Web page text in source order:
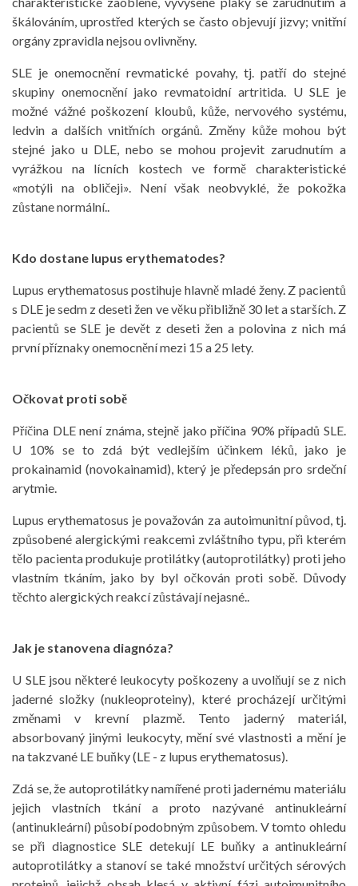
škálováním, uprostřed kterých se často objevují jizvy; vnitřní
orgány zpravidla nejsou ovlivněny.
SLE je onemocnění revmatické povahy, tj. patří do stejné
skupiny onemocnění jako revmatoidní artritida. U SLE je
možné vážné poškození kloubů, kůže, nervového systému,
ledvin a dalších vnitřních orgánů. Změny kůže mohou být
stejné jako u DLE, nebo se mohou projevit zarudnutím a
vyrážkou na lícních kostech ve formě charakteristické
«motýli na obličeji». Není však neobvyklé, že pokožka
zůstane normální..
Kdo dostane lupus erythematodes?
Lupus erythematosus postihuje hlavně mladé ženy. Z pacientů
s DLE je sedm z deseti žen ve věku přibližně 30 let a starších. Z
pacientů se SLE je devět z deseti žen a polovina z nich má
první příznaky onemocnění mezi 15 a 25 lety.
Očkovat proti sobě
Příčina DLE není známa, stejně jako příčina 90% případů SLE.
U 10% se to zdá být vedlejším účinkem léků, jako je
prokainamid (novokainamid), který je předepsán pro srdeční
arytmie.
Lupus erythematosus je považován za autoimunitní původ, tj.
způsobené alergickými reakcemi zvláštního typu, při kterém
tělo pacienta produkuje protilátky (autoprotilátky) proti jeho
vlastním tkáním, jako by byl očkován proti sobě. Důvody
těchto alergických reakcí zůstávají nejasné..
Jak je stanovena diagnóza?
U SLE jsou některé leukocyty poškozeny a uvolňují se z nich
jaderné složky (nukleoproteiny), které procházejí určitými
změnami v krevní plazmě. Tento jaderný materiál,
absorbovaný jinými leukocyty, mění své vlastnosti a mění je
na takzvané LE buňky (LE - z lupus erythematosus).
Zdá se, že autoprotilátky namířené proti jadernému materiálu
jejich vlastních tkání a proto nazývané antinukleární
(antinukleární) působí podobným způsobem. V tomto ohledu
se při diagnostice SLE detekují LE buňky a antinukleární
autoprotilátky a stanoví se také množství určitých sérových